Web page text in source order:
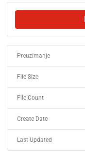
Preuzimanje
File Size
File Count
Create Date
Last Updated